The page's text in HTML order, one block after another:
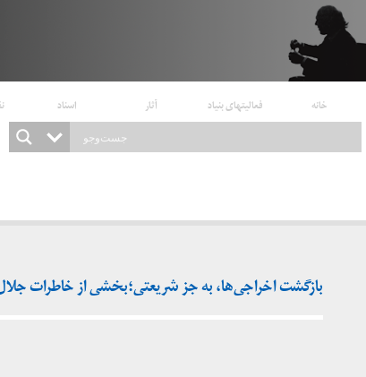
خانه فعالیتهای بنیاد آثار اسناد
بازگشت اخراجی‌ها، به جز شریعتی؛بخشی از خاطرات جلال